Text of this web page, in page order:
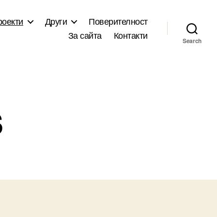
Други
Поверителност
За сайта
Контакти Search